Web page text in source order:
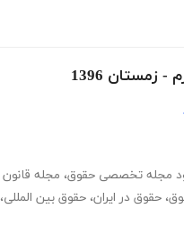
1396
مجله تخصصی حقوق، مجله قانون
، حقوق در ایران، حقوق بین المللی،